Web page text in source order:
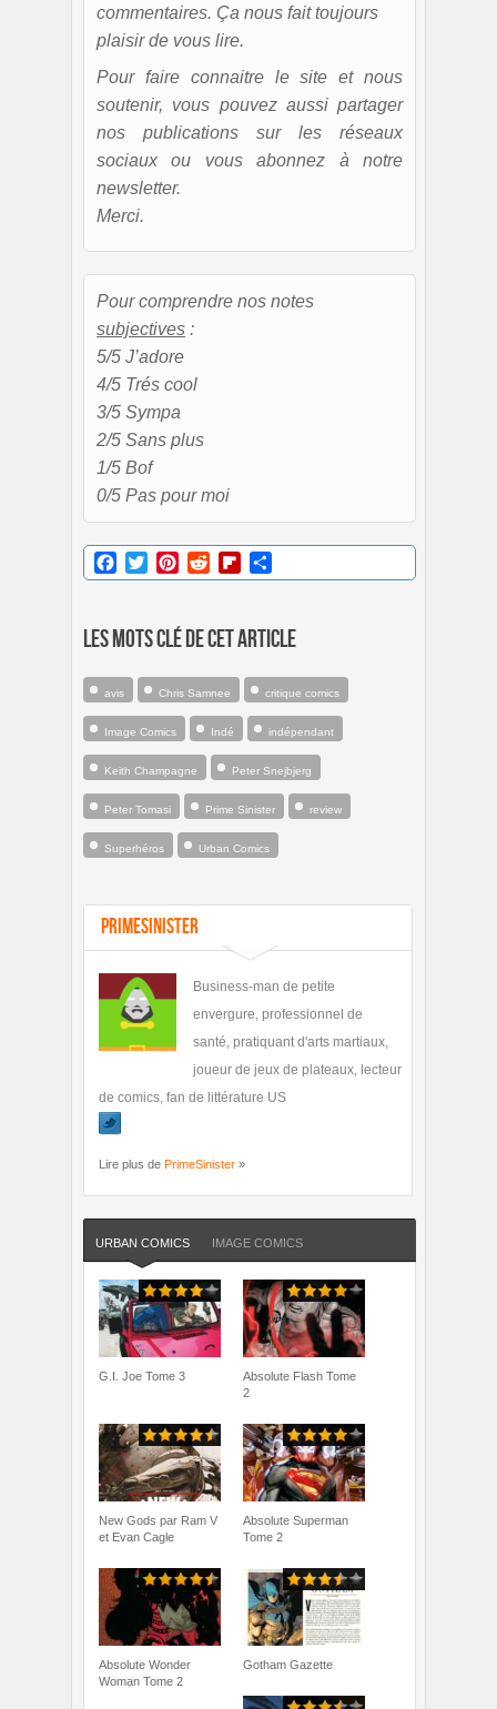
commentaires. Ça nous fait toujours
plaisir de vous lire.
Pour faire connaitre le site et nous
soutenir, vous pouvez aussi partager
nos publications sur les réseaux
sociaux ou vous abonnez à notre
newsletter.
Merci.
Pour comprendre nos notes
subjectives :
5/5 J’adore
4/5 Trés cool
3/5 Sympa
2/5 Sans plus
1/5 Bof
0/5 Pas pour moi
Facebook
TwitterPinterestRedditFlipboard
Les mots clé de cet article
avis Chris Samnee critique comics
Image Comics Indé indépendant
Keith Champagne Peter Snejbjerg
Peter Tomasi Prime Sinister review
Superhéros Urban Comics
PrimeSinister
Business-man de petite
envergure, professionnel de
santé, pratiquant d'arts martiaux,
joueur de jeux de plateaux, lecteur
de comics, fan de littérature US
Lire plus de PrimeSinister »
URBAN COMICS IMAGE COMICS
G.I. Joe Tome 3
Absolute Flash Tome
2
New Gods par Ram V
et Evan Cagle
Absolute Superman
Tome 2
Absolute Wonder
Woman Tome 2
Gotham Gazette